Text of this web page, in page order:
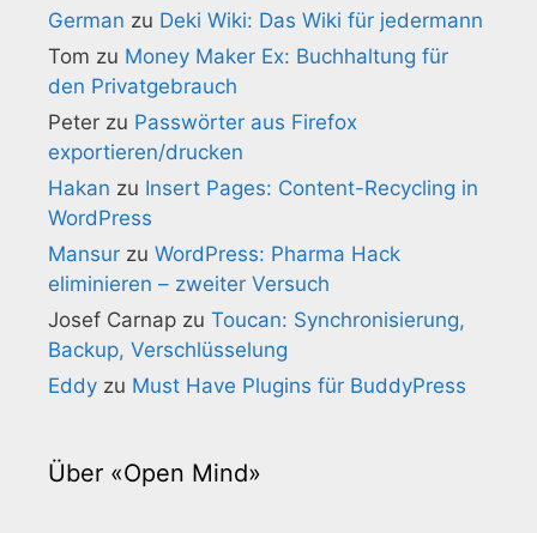
German zu Deki Wiki: Das Wiki für jedermann
Tom zu Money Maker Ex: Buchhaltung für
den Privatgebrauch
Peter zu Passwörter aus Firefox
exportieren/drucken
Hakan zu Insert Pages: Content-Recycling in
WordPress
Mansur zu WordPress: Pharma Hack
eliminieren – zweiter Versuch
Josef Carnap zu Toucan: Synchronisierung,
Backup, Verschlüsselung
Eddy zu Must Have Plugins für BuddyPress
Über «Open Mind»